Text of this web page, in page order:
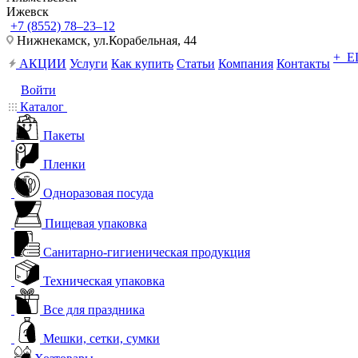
Ижевск
+7 (8552) 78‒23‒12
Нижнекамск, ​ул.Корабельная, 44
АКЦИИ Услуги Как купить Статьи Компания Контакты +
Войти
Каталог
Пакеты
Пленки
Одноразовая посуда
Пищевая упаковка
Санитарно-гигиеническая продукция
Техническая упаковка
Все для праздника
Мешки, сетки, сумки